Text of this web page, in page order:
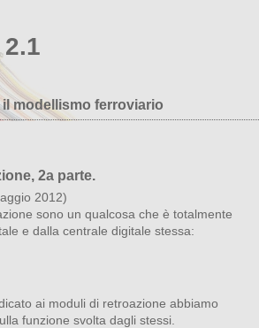
modellismo ferroviario
2a parte.
2012)
sono un qualcosa che è totalmente
e dalla centrale digitale stessa:
ai moduli di retroazione abbiamo
funzione svolta dagli stessi.